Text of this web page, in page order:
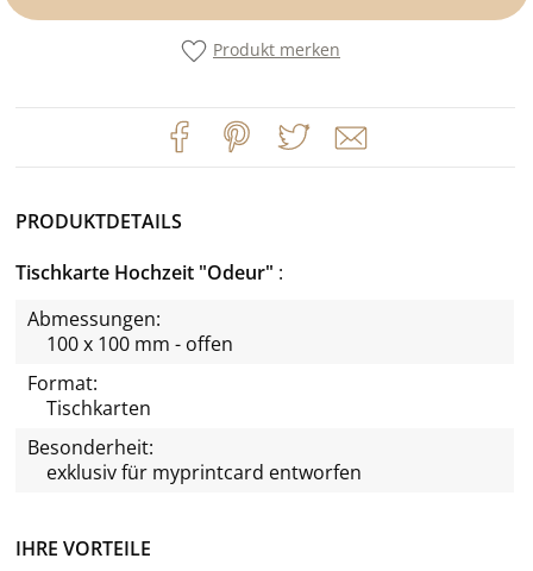
Produkt merken
IHRE VORTEILE
PRODUKTDETAILS
Tischkarte Hochzeit "Odeur"
Abmessungen:
100 x 100 mm - offen
Format:
Tischkarten
Besonderheit:
exklusiv für myprintcard entworfen